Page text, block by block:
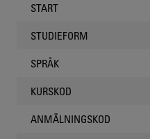
START
STUDIEFORM
SPRÅK
KURSKOD
ANMÄLNINGSKOD